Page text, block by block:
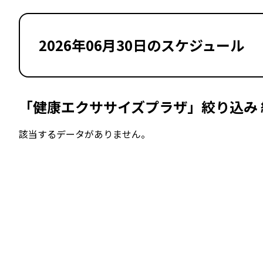
2026年06月30日のスケジュール
「健康エクササイズプラザ」絞り込み
該当するデータがありません。